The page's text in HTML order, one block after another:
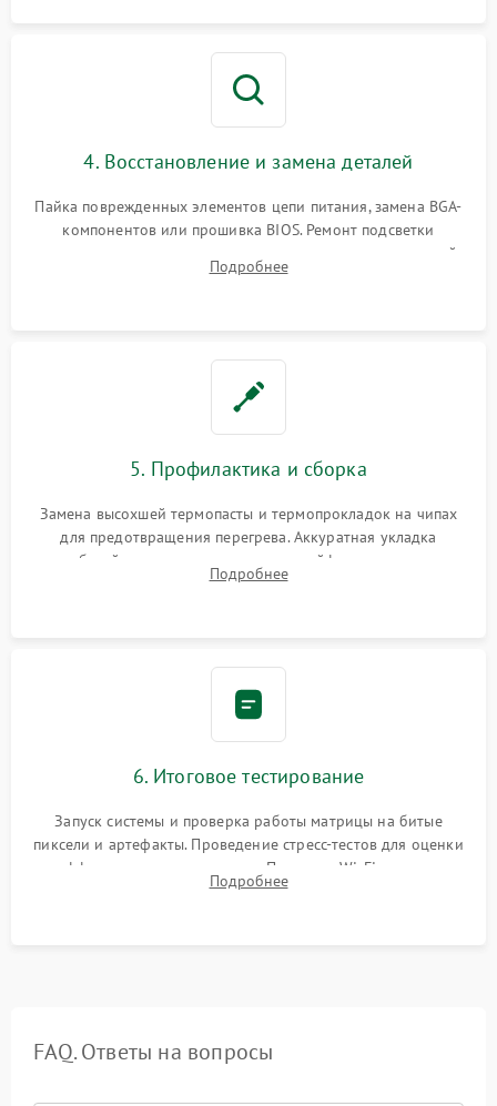
4. Восстановление и замена деталей
Пайка поврежденных элементов цепи питания, замена BGA-
компонентов или прошивка BIOS. Ремонт подсветки
матрицы, замена неисправного накопителя на скоростной
SSD или установка новых модулей памяти.
Подробнее
5. Профилактика и сборка
Замена высохшей термопасты и термопрокладок на чипах
для предотвращения перегрева. Аккуратная укладка
кабелей, подключение хрупких шлейфов матрицы и
надежная фиксация всех элементов внутри корпуса
Подробнее
6. Итоговое тестирование
Запуск системы и проверка работы матрицы на битые
пиксели и артефакты. Проведение стресс-тестов для оценки
эффективности охлаждения. Проверка Wi-Fi, камеры,
микрофона и всех портов перед выдачей устройства.
Подробнее
FAQ. Ответы на вопросы